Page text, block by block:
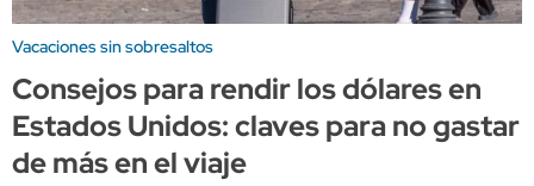
Vacaciones sin sobresaltos
Consejos para rendir los dólares en
Estados Unidos: claves para no gastar
de más en el viaje